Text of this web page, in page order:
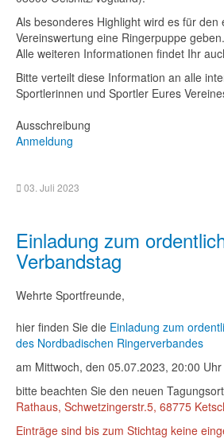
Als besonderes Highlight wird es für den
Vereinswertung eine Ringerpuppe geben.
Alle weiteren Informationen findet Ihr
Bitte verteilt diese Information an alle
Sportlerinnen und Sportler Eures
Ausschreibung
Anmeldung
03. Juli 2023
Einladung zum
Verbandstag
Wehrte Sportfreunde,
hier finden Sie die Einladung zum
des Nordbadischen Ringerverbandes
am Mittwoch, den 05.07.2023, 20:00 Uhr
bitte beachten Sie den neuen
Rathaus, Schwetzingerstr.5, 68775
Einträge sind bis zum Stichtag keine